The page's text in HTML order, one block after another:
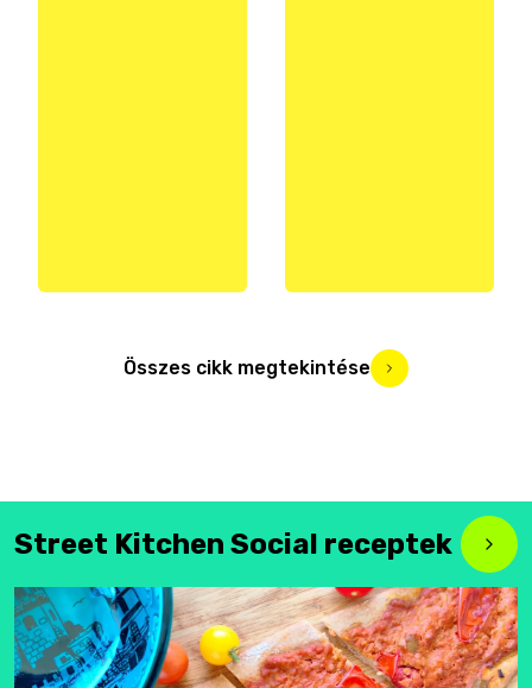
Összes cikk megtekintése
Street Kitchen Social receptek